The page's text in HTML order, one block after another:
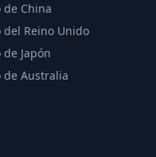
China
Reino Unido
Japón
de Australia